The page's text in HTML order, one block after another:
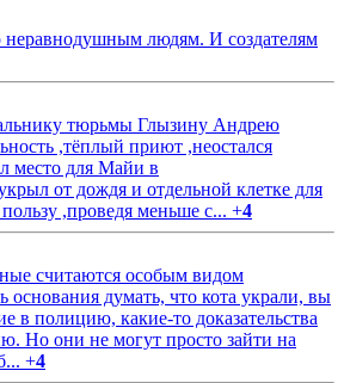
неравнодушным людям. И создателям
тюрьмы Глызину Андрею
,тёплый приют ,неостался
место для Майи в
от дождя и отдельной клетке для
,проведя меньше с... +4
считаются особым видом
основания думать, что кота украли, вы
в полицию, какие-то доказательства
Но они не могут просто зайти на
+4